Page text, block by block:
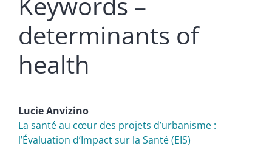
determinants of
health
LucieAnvizino
La santé au cœur des projets d’urbanisme :
l’Évaluation d’Impact sur la Santé (EIS)